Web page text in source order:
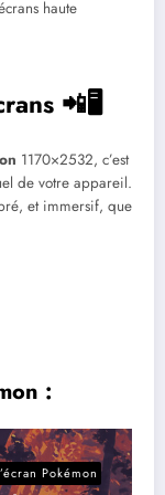
haute
📲🖥️
1170×2532, c’est
de votre appareil.
et immersif, que
:
Pokémon